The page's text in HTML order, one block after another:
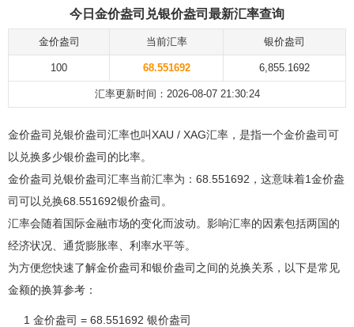
今日金价盎司兑银价盎司最新汇率查询
金价盎司 当前汇率 银价盎司
100 68.551692 6,855.1692
汇率更新时间：2026-08-07 21:30:24
金价盎司兑银价盎司汇率也叫XAU / XAG汇率，是指一个金价盎司可
以兑换多少银价盎司的比率。
金价盎司兑银价盎司汇率当前汇率为：68.551692，这意味着1金价盎
司可以兑换68.551692银价盎司。
汇率会随着国际金融市场的变化而波动。影响汇率的因素包括两国的
经济状况、通货膨胀率、利率水平等。
为方便您快速了解金价盎司和银价盎司之间的兑换关系，以下是常见
金额的换算参考：
1 金价盎司 = 68.551692 银价盎司